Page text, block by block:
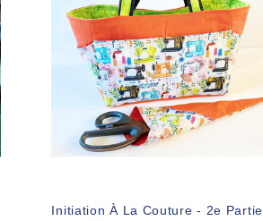
Initiation À La Couture - 2e Partie